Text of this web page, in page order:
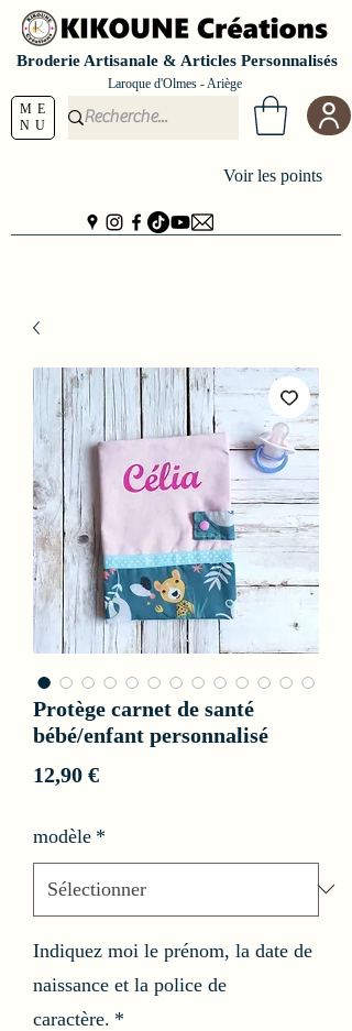
Broderie Artisanale & Articles Personnalisés
Laroque d'Olmes - Ariège
ME
NU
Voir les points
Protège carnet de santé
bébé/enfant personnalisé
12,90 €Prix
modèle *
Indiquez moi le prénom, la date de
naissance et la police de
caractère. *